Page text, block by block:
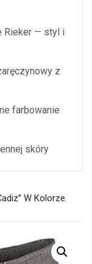
Rieker — styl i
z
farbowanie
skóry
W Kolorze